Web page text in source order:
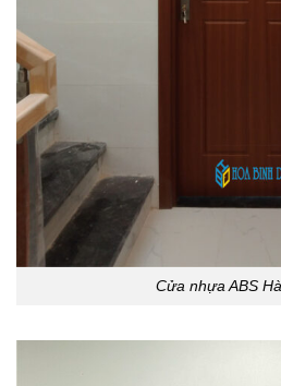
Cửa nhựa ABS